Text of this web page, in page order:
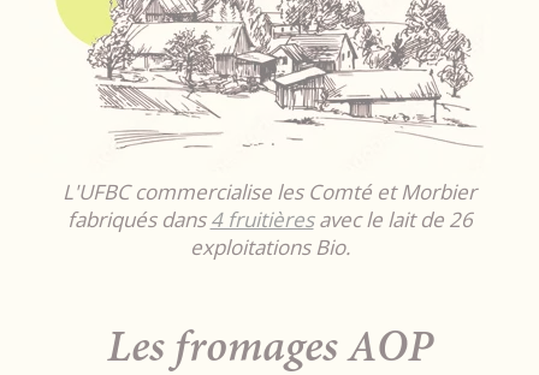
L'UFBC commercialise les Comté et Morbier
fabriqués dans4 fruitièresavec le lait de 26
exploitations Bio.
Les fromages AOP